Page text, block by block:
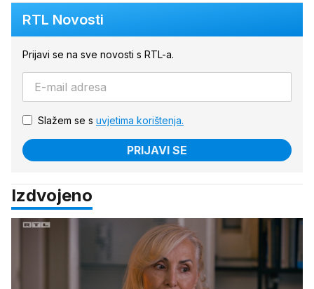
RTL Novosti
Prijavi se na sve novosti s RTL-a.
Slažem se s uvjetima korištenja.
PRIJAVI SE
Izdvojeno